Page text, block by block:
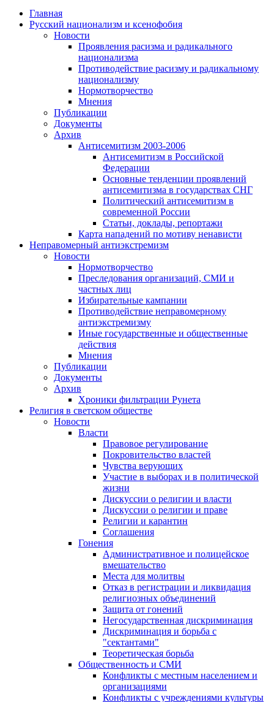
Главная
Русский национализм и ксенофобия
Новости
Проявления расизма и радикального
национализма
Противодействие расизму и радикальному
национализму
Нормотворчество
Мнения
Публикации
Документы
Архив
Антисемитизм 2003-2006
Антисемитизм в Российской
Федерации
Основные тенденции проявлений
антисемитизма в государствах СНГ
Политический антисемитизм в
современной России
Статьи, доклады, репортажи
Карта нападений по мотиву ненависти
Неправомерный антиэкстремизм
Новости
Нормотворчество
Преследования организаций, СМИ и
частных лиц
Избирательные кампании
Противодействие неправомерному
антиэкстремизму
Иные государственные и общественные
действия
Мнения
Публикации
Документы
Архив
Хроники фильтрации Рунета
Религия в светском обществе
Новости
Власти
Правовое регулирование
Покровительство властей
Чувства верующих
Участие в выборах и в политической
жизни
Дискуссии о религии и власти
Дискуссии о религии и праве
Религии и карантин
Соглашения
Гонения
Административное и полицейское
вмешательство
Места для молитвы
Отказ в регистрации и ликвидация
религиозных объединений
Защита от гонений
Негосударственная дискриминация
Дискриминация и борьба с
"сектантами"
Теоретическая борьба
Общественность и СМИ
Конфликты с местным населением и
организациями
Конфликты с учреждениями культуры